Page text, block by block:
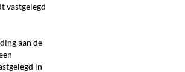
vastgelegd
aan de
in